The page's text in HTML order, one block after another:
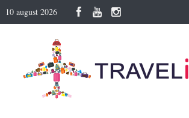
10 august 2026